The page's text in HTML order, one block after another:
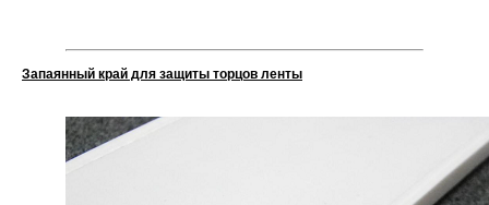
Запаянный край для защиты торцов ленты